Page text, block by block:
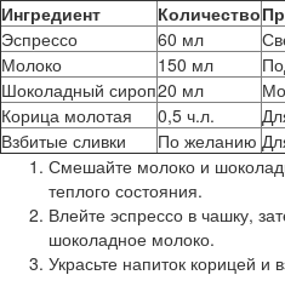
Ингредиент
Количество
Эспрессо
60 мл
Молоко
150 мл
Шоколадный сироп20 мл
Корица молотая
0,5 ч.л.
Взбитые сливки
По желанию
Смешайте молоко и
теплого состояния.
Влейте эспрессо в чашку,
шоколадное молоко.
Украсьте напиток корицей